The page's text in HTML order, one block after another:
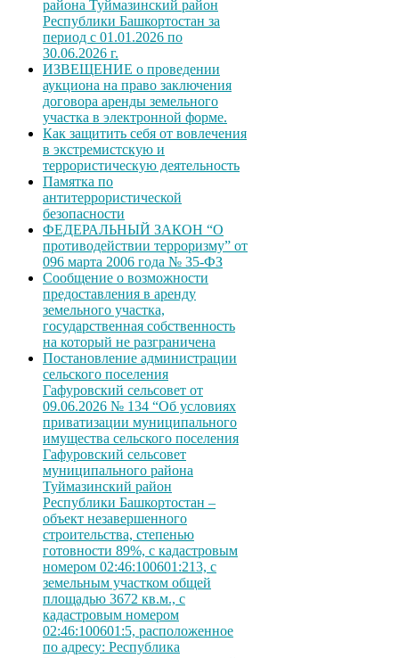
района Туймазинский район
Республики Башкортостан за
период с 01.01.2026 по
30.06.2026 г.
ИЗВЕЩЕНИЕ о проведении
аукциона на право заключения
договора аренды земельного
участка в электронной форме.
Как защитить себя от вовлечения
в экстремистскую и
террористическую деятельность
Памятка по
антитеррористической
безопасности
ФЕДЕРАЛЬНЫЙ ЗАКОН “О
противодействии терроризму” от
096 марта 2006 года № 35-ФЗ
Сообщение о возможности
предоставления в аренду
земельного участка,
государственная собственность
на который не разграничена
Постановление администрации
сельского поселения
Гафуровский сельсовет от
09.06.2026 № 134 “Об условиях
приватизации муниципального
имущества сельского поселения
Гафуровский сельсовет
муниципального района
Туймазинский район
Республики Башкортостан –
объект незавершенного
строительства, степенью
готовности 89%, с кадастровым
номером 02:46:100601:213, с
земельным участком общей
площадью 3672 кв.м., с
кадастровым номером
02:46:100601:5, расположенное
по адресу: Республика